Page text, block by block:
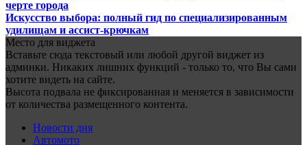
черте города
Искусство выбора: полный гид по специализированным
удилищам и ассист-крючкам
Место для виджета
Вставьте сюда текстовый или любой другой виджет из
админки. Никаких лишних функций - только то, что Вы сами
хотите видеть на сайте.
Высота подвала не фиксированная и меняется в зависимости
от количества размещенного контента.
Новости дня
Автомото